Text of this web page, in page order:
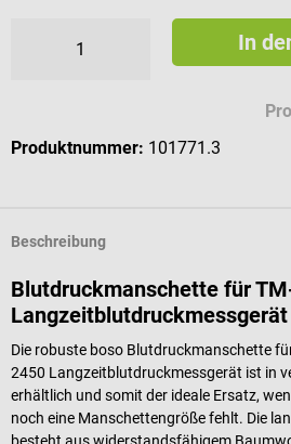
In
Produktnummer: 101771.3
Beschreibung
Blutdruckmanschette für
Die robuste boso Blutdruckmanschette
2450 Langzeitblutdruckmessgerät ist in
erhältlich und somit der ideale Ersatz,
noch eine Manschettengröße fehlt. Die
besteht aus widerstandsfähigem